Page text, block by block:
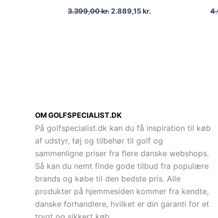
3.399,00kr.2.889,15kr.
OM GOLFSPECIALIST.DK
På golfspecialist.dk kan du få inspiration til køb
af udstyr, tøj og tilbehør til golf og
sammenligne priser fra flere danske webshops.
Så kan du nemt finde gode tilbud fra populære
brands og købe til den bedste pris. Alle
produkter på hjemmesiden kommer fra kendte,
danske forhandlere, hvilket er din garanti for et